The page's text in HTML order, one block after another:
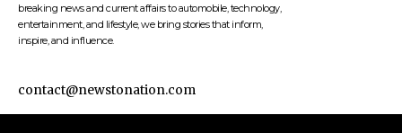
breaking news and current affairs to automobile, technology,
entertainment, and lifestyle, we bring stories that inform,
inspire, and influence.
contact@newstonation.com